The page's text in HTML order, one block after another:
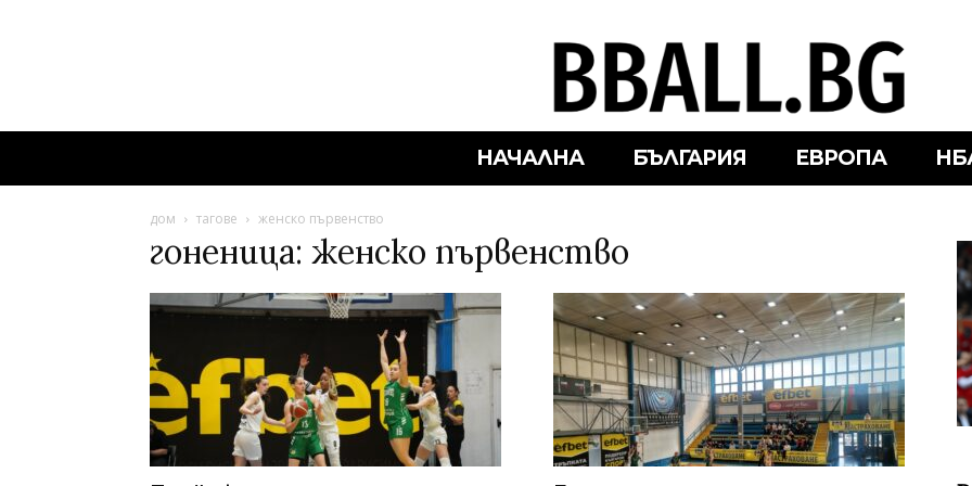
НАЧАЛНА БЪЛГАРИЯ ЕВРОПА
дом тагове женско първенство
гоненица: женско първенство